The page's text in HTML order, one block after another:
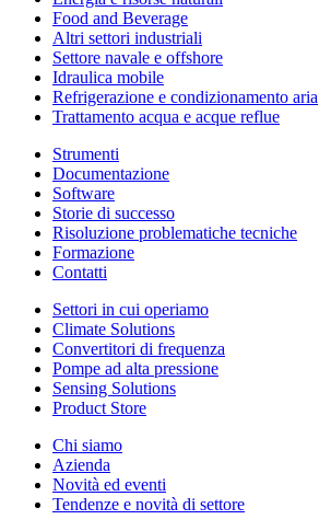
Food and Beverage
Altri settori industriali
Settore navale e offshore
Idraulica mobile
Refrigerazione e condizionamento aria
Trattamento acqua e acque reflue
Strumenti
Documentazione
Software
Storie di successo
Risoluzione problematiche tecniche
Formazione
Contatti
Settori in cui operiamo
Climate Solutions
Convertitori di frequenza
Pompe ad alta pressione
Sensing Solutions
Product Store
Chi siamo
Azienda
Novità ed eventi
Tendenze e novità di settore